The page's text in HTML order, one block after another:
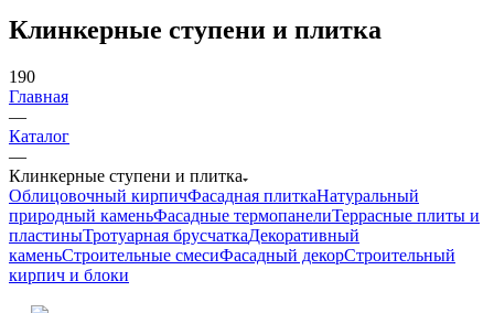
Клинкерные ступени и плитка
190
Главная
—
Каталог
—
Клинкерные ступени и плитка
Облицовочный кирпичФасадная плиткаНатуральный
природный каменьФасадные термопанелиТеррасные плиты и
пластиныТротуарная брусчаткаДекоративный
каменьСтроительные смесиФасадный декорСтроительный
кирпич и блоки